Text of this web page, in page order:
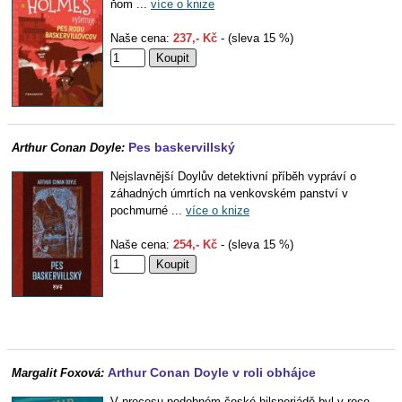
ňom ... více o knize
Naše cena: 237,- Kč - (sleva 15 %)
Arthur Conan Doyle: Pes baskervillský
Nejslavnější Doylův detektivní příběh vypráví o
záhadných úmrtích na venkovském panství v
pochmurné ... více o knize
Naše cena: 254,- Kč - (sleva 15 %)
Margalit Foxová: Arthur Conan Doyle v roli obhájce